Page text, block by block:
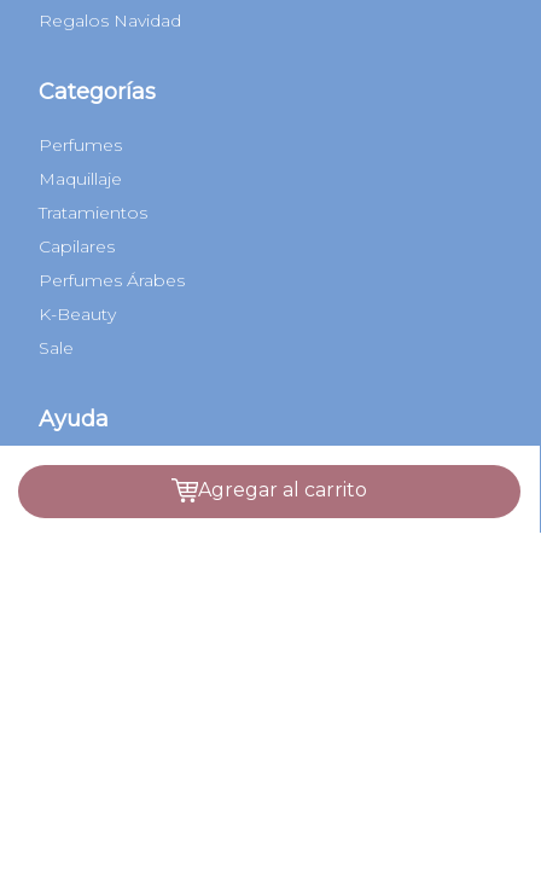
agregar al carrito
Regalos Navidad
Categorías
Perfumes
Maquillaje
Tratamientos
Capilares
Perfumes Árabes
K-Beauty
Sale
Ayuda
Preguntas Frecuentes
Métodos de Envío